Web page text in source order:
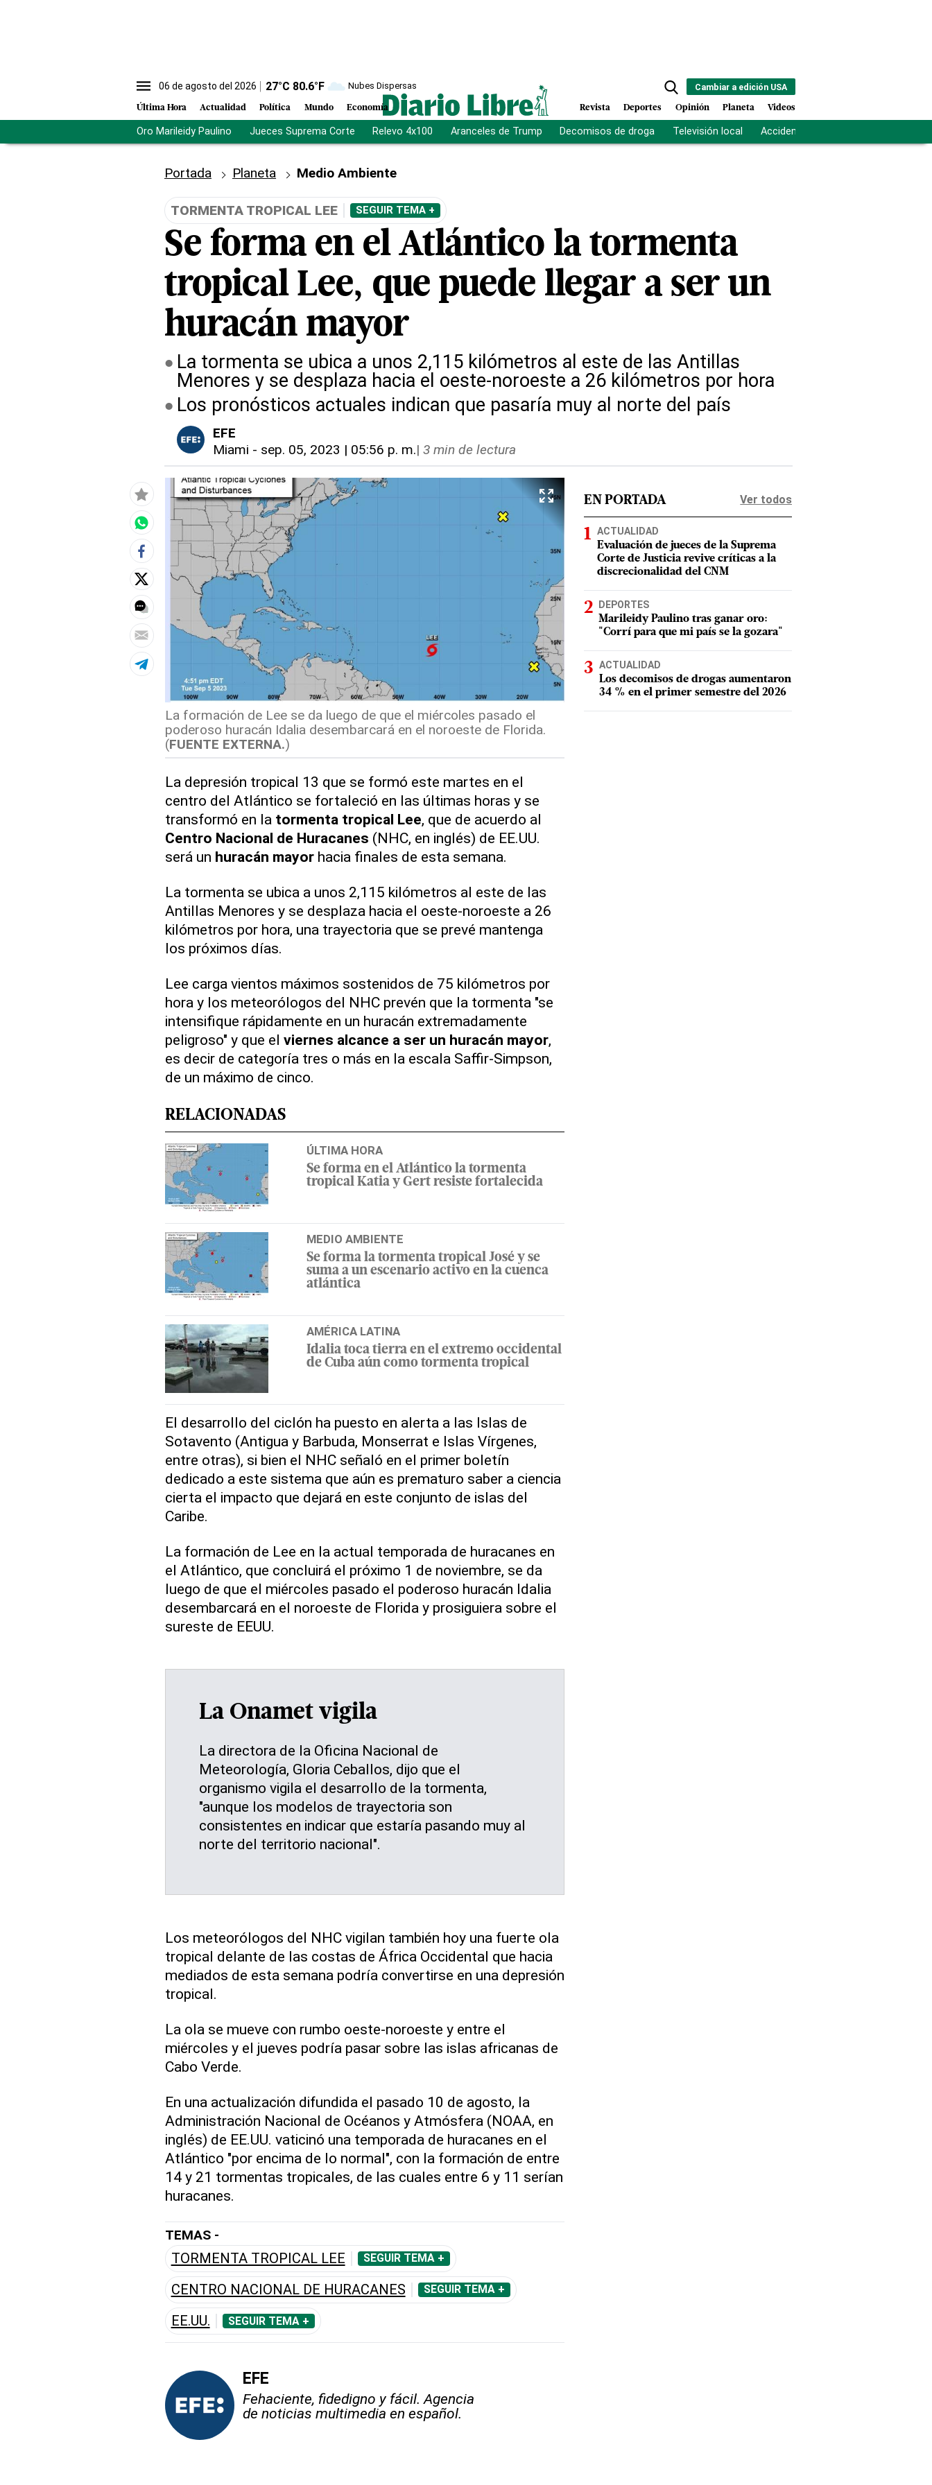
06 de agosto del 2026 27°C 80.6°F Nubes Dispersas
Última Hora Actualidad Política Mundo Economía
Cambiar a edición USA
Revista Deportes Opinión Planeta Videos
Oro Marileidy Paulino Jueces Suprema Corte Relevo 4x100 Aranceles de Trump Decomisos de droga Televisión local Accidente Los Ríos
Portada Planeta Medio Ambiente
TORMENTA TROPICAL LEE SEGUIR TEMA +
Se forma en el Atlántico la tormenta
tropical Lee, que puede llegar a ser un
huracán mayor
La tormenta se ubica a unos 2,115 kilómetros al este de las Antillas
Menores y se desplaza hacia el oeste-noroeste a 26 kilómetros por hora
Los pronósticos actuales indican que pasaría muy al norte del país
EFE
Miami - sep. 05, 2023 | 05:56 p. m.| 3 min de lectura
La formación de Lee se da luego de que el miércoles pasado el
poderoso huracán Idalia desembarcará en el noroeste de Florida.
(FUENTE EXTERNA.)
La depresión tropical 13 que se formó este martes en el
centro del Atlántico se fortaleció en las últimas horas y se
transformó en la tormenta tropical Lee, que de acuerdo al
Centro Nacional de Huracanes (NHC, en inglés) de EE.UU.
será un huracán mayor hacia finales de esta semana.
La tormenta se ubica a unos 2,115 kilómetros al este de las
Antillas Menores y se desplaza hacia el oeste-noroeste a 26
kilómetros por hora, una trayectoria que se prevé mantenga
los próximos días.
Lee carga vientos máximos sostenidos de 75 kilómetros por
hora y los meteorólogos del NHC prevén que la tormenta "se
intensifique rápidamente en un huracán extremadamente
peligroso" y que el viernes alcance a ser un huracán mayor,
es decir de categoría tres o más en la escala Saffir-Simpson,
de un máximo de cinco.
RELACIONADAS
ÚLTIMA HORA
Se forma en el Atlántico la tormenta
tropical Katia y Gert resiste fortalecida
MEDIO AMBIENTE
Se forma la tormenta tropical José y se
suma a un escenario activo en la cuenca
atlántica
AMÉRICA LATINA
Idalia toca tierra en el extremo occidental
de Cuba aún como tormenta tropical
El desarrollo del ciclón ha puesto en alerta a las Islas de
Sotavento (Antigua y Barbuda, Monserrat e Islas Vírgenes,
entre otras), si bien el NHC señaló en el primer boletín
dedicado a este sistema que aún es prematuro saber a ciencia
cierta el impacto que dejará en este conjunto de islas del
Caribe.
La formación de Lee en la actual temporada de huracanes en
el Atlántico, que concluirá el próximo 1 de noviembre, se da
luego de que el miércoles pasado el poderoso huracán Idalia
desembarcará en el noroeste de Florida y prosiguiera sobre el
sureste de EEUU.
La Onamet vigila
La directora de la Oficina Nacional de
Meteorología, Gloria Ceballos, dijo que el
organismo vigila el desarrollo de la tormenta,
"aunque los modelos de trayectoria son
consistentes en indicar que estaría pasando muy al
norte del territorio nacional".
Los meteorólogos del NHC vigilan también hoy una fuerte ola
tropical delante de las costas de África Occidental que hacia
mediados de esta semana podría convertirse en una depresión
tropical.
La ola se mueve con rumbo oeste-noroeste y entre el
miércoles y el jueves podría pasar sobre las islas africanas de
Cabo Verde.
En una actualización difundida el pasado 10 de agosto, la
Administración Nacional de Océanos y Atmósfera (NOAA, en
inglés) de EE.UU. vaticinó una temporada de huracanes en el
Atlántico "por encima de lo normal", con la formación de entre
14 y 21 tormentas tropicales, de las cuales entre 6 y 11 serían
huracanes.
TEMAS -
TORMENTA TROPICAL LEE SEGUIR TEMA +
CENTRO NACIONAL DE HURACANES SEGUIR TEMA +
EE.UU. SEGUIR TEMA +
EFE
Fehaciente, fidedigno y fácil. Agencia
de noticias multimedia en español.
EN PORTADA Ver todos
ACTUALIDAD
Evaluación de jueces de la Suprema
Corte de Justicia revive críticas a la
discrecionalidad del CNM
DEPORTES
Marileidy Paulino tras ganar oro:
"Corrí para que mi país se la gozara"
ACTUALIDAD
Los decomisos de drogas aumentaron
34 % en el primer semestre del 2026